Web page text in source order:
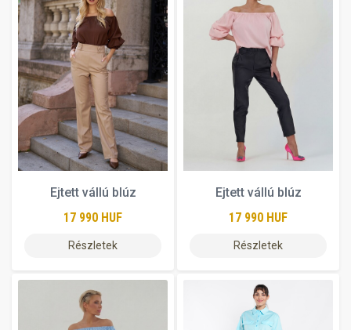
Ejtett vállú blúz
17 990 HUF
Részletek
Ejtett vállú blúz
17 990 HUF
Részletek